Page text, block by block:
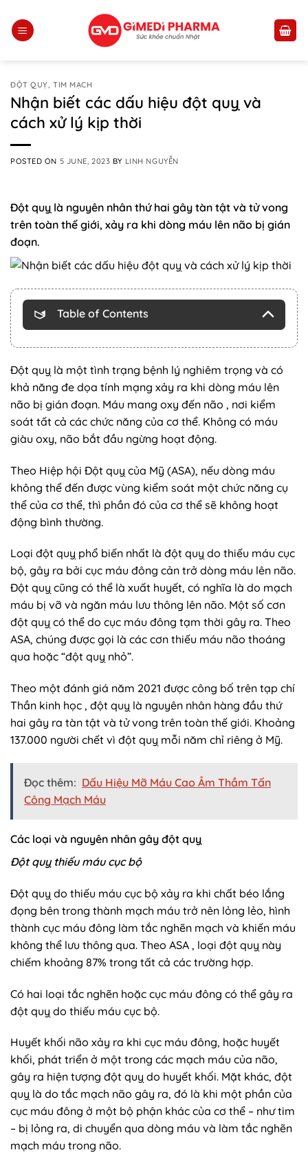
content
ĐỘT QUỴ, TIM MẠCH
Nhận biết các dấu hiệu đột quỵ và
cách xử lý kịp thời
POSTED ON 5 JUNE, 2023 BY LINH NGUYỄN
Đột quỵ là nguyên nhân thứ hai gây tàn tật và tử vong
trên toàn thế giới, xảy ra khi dòng máu lên não bị gián
đoạn.
Table of Contents
Đột quỵ là một tình trạng bệnh lý nghiêm trọng và có
khả năng đe dọa tính mạng xảy ra khi dòng máu lên
não bị gián đoạn. Máu mang oxy đến não , nơi kiểm
soát tất cả các chức năng của cơ thể. Không có máu
giàu oxy, não bắt đầu ngừng hoạt động.
Theo Hiệp hội Đột quỵ của Mỹ (ASA), nếu dòng máu
không thể đến được vùng kiểm soát một chức năng cụ
thể của cơ thể, thì phần đó của cơ thể sẽ không hoạt
động bình thường.
Loại đột quỵ phổ biến nhất là đột quỵ do thiếu máu cục
bộ, gây ra bởi cục máu đông cản trở dòng máu lên não.
Đột quỵ cũng có thể là xuất huyết, có nghĩa là do mạch
máu bị vỡ và ngăn máu lưu thông lên não. Một số cơn
đột quỵ có thể do cục máu đông tạm thời gây ra. Theo
ASA, chúng được gọi là các cơn thiếu máu não thoáng
qua hoặc “đột quỵ nhỏ”.
Theo một đánh giá năm 2021 được công bố trên tạp chí
Thần kinh học , đột quỵ là nguyên nhân hàng đầu thứ
hai gây ra tàn tật và tử vong trên toàn thế giới. Khoảng
137.000 người chết vì đột quỵ mỗi năm chỉ riêng ở Mỹ.
Đọc thêm: Dấu Hiệu Mỡ Máu Cao Âm Thầm Tấn
Công Mạch Máu
Các loại và nguyên nhân gây đột quỵ
Đột quỵ thiếu máu cục bộ
Đột quỵ do thiếu máu cục bộ xảy ra khi chất béo lắng
đọng bên trong thành mạch máu trở nên lỏng lẻo, hình
thành cục máu đông làm tắc nghẽn mạch và khiến máu
không thể lưu thông qua. Theo ASA , loại đột quỵ này
chiếm khoảng 87% trong tất cả các trường hợp.
Có hai loại tắc nghẽn hoặc cục máu đông có thể gây ra
đột quỵ do thiếu máu cục bộ.
Huyết khối não xảy ra khi cục máu đông, hoặc huyết
khối, phát triển ở một trong các mạch máu của não,
gây ra hiện tượng đột quỵ do huyết khối. Mặt khác, đột
quỵ là do tắc mạch não gây ra, đó là khi một phần của
cục máu đông ở một bộ phận khác của cơ thể – như tim
– bị lỏng ra, di chuyển qua dòng máu và làm tắc nghẽn
mạch máu trong não.